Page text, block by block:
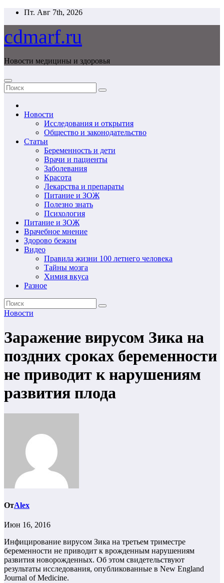
Перейти
содержимому
Пт. Авг 7th, 2026
cdmarf.ru
Новости медицины и здоровья
Новости
Исследования и открытия
Общество и законодательство
Статьи
Беременность и дети
Врачи и пациенты
Заболевания
Красота
Лекарства и препараты
Питание и ЗОЖ
Полезно знать
Психология
Питание и ЗОЖ
Врачебное мнение
Здорово бежим
Видео
Правила жизни 100 летнего человека
Тайны мозга
Химия вкуса
Разное
Новости
Заражение вирусом Зика на
поздних сроках беременности
не приводит к нарушениям
развития плода
ОтAlex
Июн 16, 2016
Инфицирование вирусом Зика на третьем триместре
беременности не приводит к врожденным нарушениям
развития новорожденных. Об этом свидетельствуют
результаты исследования, опубликованные в New England
Journal of Medicine.